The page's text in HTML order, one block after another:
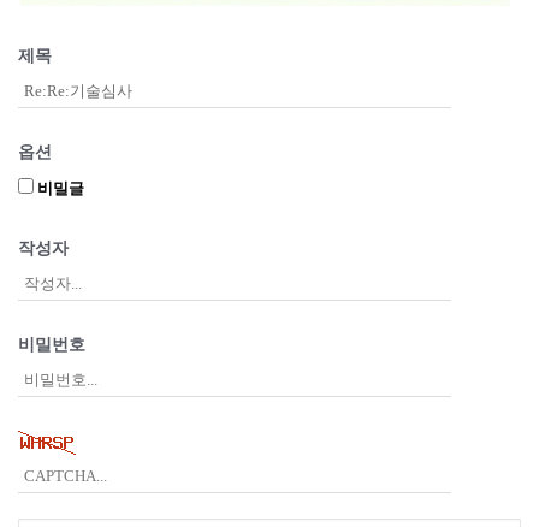
제목
옵션
비밀글
작성자
비밀번호